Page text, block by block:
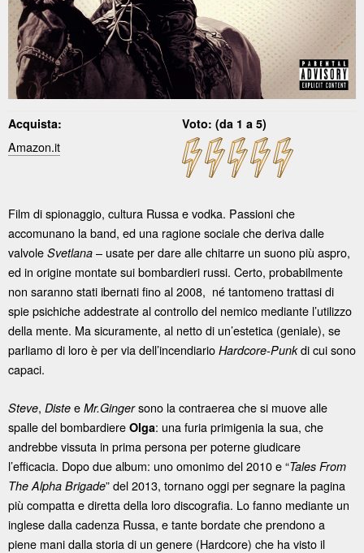
Acquista: Voto: (da 1 a 5)
Amazon.it
Film di spionaggio, cultura Russa e vodka. Passioni che
accomunano la band, ed una ragione sociale che deriva dalle
valvole Svetlana – usate per dare alle chitarre un suono più aspro,
ed in origine montate sui bombardieri russi. Certo, probabilmente
non saranno stati ibernati fino al 2008, né tantomeno trattasi di
spie psichiche addestrate al controllo del nemico mediante l’utilizzo
della mente. Ma sicuramente, al netto di un’estetica (geniale), se
parliamo di loro è per via dell’incendiario Hardcore-Punkdi cui sono
capaci.
Steve, Diste e Mr.Gingersono la contraerea che si muove alle
spalle del bombardiere Olga: una furia primigenia la sua, che
andrebbe vissuta in prima persona per poterne giudicare
l’efficacia. Dopo due album: uno omonimo del 2010 e “Tales From
The Alpha Brigade” del 2013, tornano oggi per segnare la pagina
più compatta e diretta della loro discografia. Lo fanno mediante un
inglese dalla cadenza Russa, e tante bordate che prendono a
piene mani dalla storia di un genere (Hardcore) che ha visto il